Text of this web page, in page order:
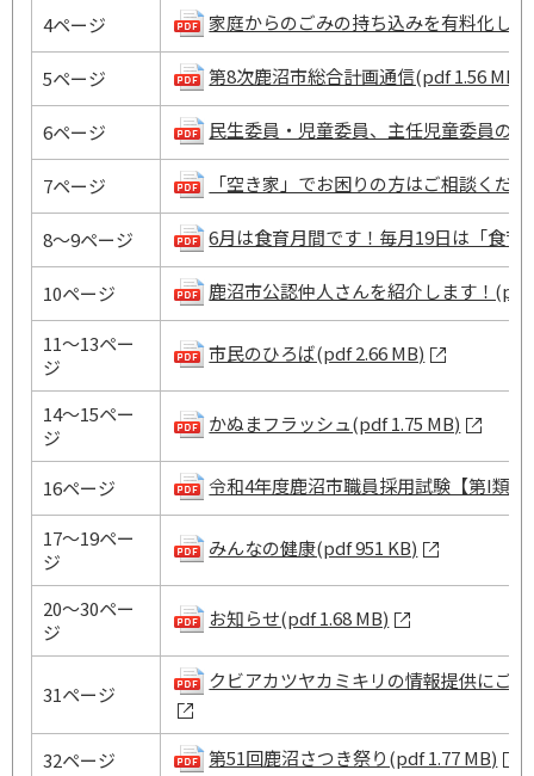
4ページ 家庭からのごみの持ち込みを有料化し
5ページ 第8次鹿沼市総合計画通信(pdf 1.56 MB)
6ページ 民生委員・児童委員、主任児童委員の
7ページ 「空き家」でお困りの方はご相談くだ
8～9ページ 6月は食育月間です！毎月19日は「食育
10ページ 鹿沼市公認仲人さんを紹介します！(pdf
11～13ペー
ジ
市民のひろば(pdf 2.66 MB)
14～15ペー
ジ
かぬまフラッシュ(pdf 1.75 MB)
16ページ 令和4年度鹿沼市職員採用試験【第I類
17～19ペー
ジ
みんなの健康(pdf 951 KB)
20～30ペー
ジ
お知らせ(pdf 1.68 MB)
31ページ
クビアカツヤカミキリの情報提供にご
32ページ 第51回鹿沼さつき祭り(pdf 1.77 MB)